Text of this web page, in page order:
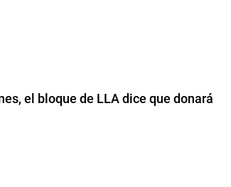
el bloque de LLA dice que donará